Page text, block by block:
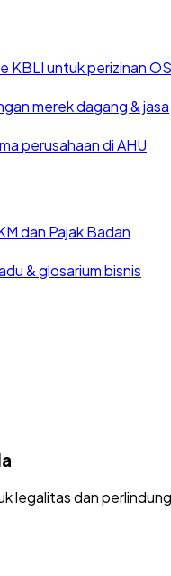
KBLI untuk perizinan
merek dagang & jasa
perusahaan di AHU
dan Pajak Badan
& glosarium bisnis
legalitas dan